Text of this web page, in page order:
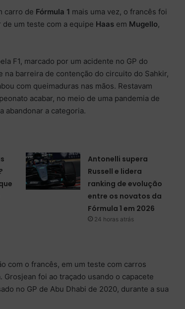
carro de Fórmula 1 mais uma vez, o francês foi
um teste com a equipe Haas em Mugello,
F1, marcado por um acidente no GP do
barreira de contenção do circuito do Sahkir,
com queimaduras nas mãos. Restavam
acabar, no meio de uma pandemia de
abandonar a categoria.
Antonelli supera
Russell e lidera
ranking de evolução
entre os novatos da
Fórmula 1 em 2026
24 horas atrás
com o francês, em um teste com carros
foi ao traçado usando o capacete
no GP de Abu Dhabi de 2020, durante a sua